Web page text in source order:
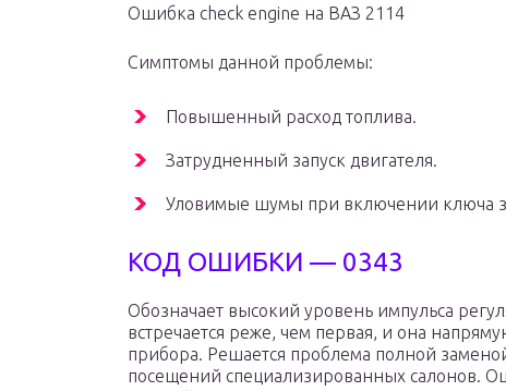
Ошибка check engine на ВАЗ 2114
Симптомы данной проблемы:
Повышенный расход топлива.
Затрудненный запуск двигателя.
Уловимые шумы при включении ключа
КОД ОШИБКИ — 0343
Обозначает высокий уровень импульса
встречается реже, чем первая, и она
прибора. Решается проблема полной
посещений специализированных салонов.